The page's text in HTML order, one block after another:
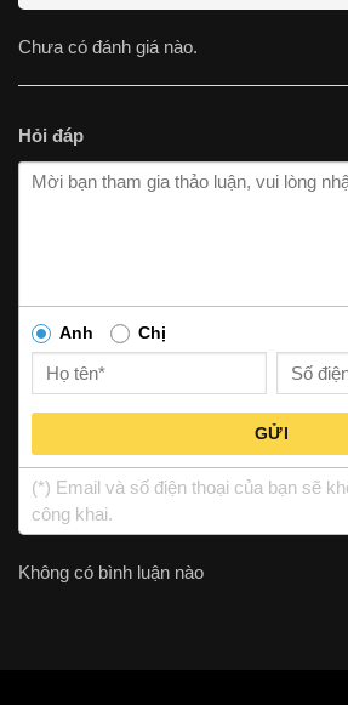
Chưa có đánh giá nào.
Hỏi đáp
Anh Chị
GỬI
(*) Email và số điện thoại của bạn sẽ
công khai.
Không có bình luận nào